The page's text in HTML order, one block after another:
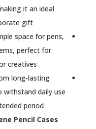
it an ideal
gift.
space for pens,
perfect for
creatives.
long-lasting
withstand daily use
period.
Pencil Cases?